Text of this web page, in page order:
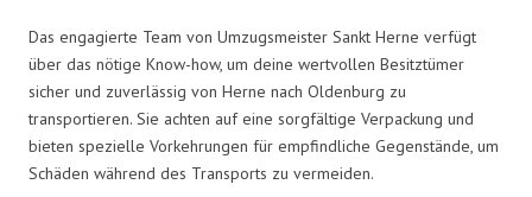
Das engagierte Team von Umzugsmeister Sankt Herne verfügt
über das nötige Know-how, um deine wertvollen Besitztümer
sicher und zuverlässig von Herne nach Oldenburg zu
transportieren. Sie achten auf eine sorgfältige Verpackung und
bieten spezielle Vorkehrungen für empfindliche Gegenstände, um
Schäden während des Transports zu vermeiden.